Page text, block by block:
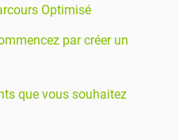
Optimisé
par créer un
que vous souhaitez